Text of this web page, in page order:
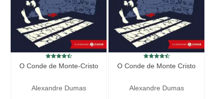
O Conde de Monte-Cristo
Alexandre Dumas
O Conde de Monte Cristo
Alexandre Dumas